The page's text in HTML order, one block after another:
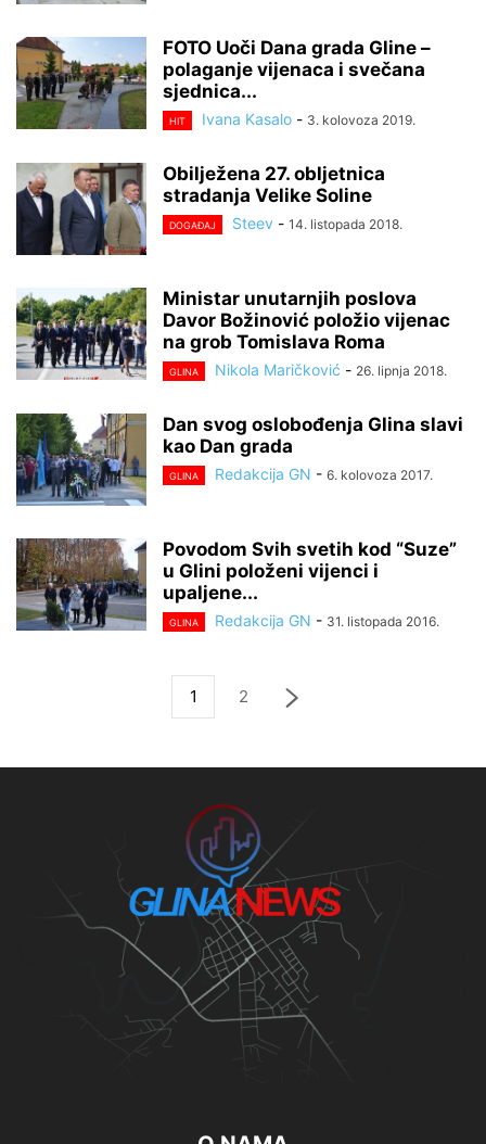
FOTO Uoči Dana grada Gline –
polaganje vijenaca i svečana
sjednica...
HIT Ivana Kasalo - 3. kolovoza 2019.
Obilježena 27. obljetnica
stradanja Velike Soline
DOGAĐAJ Steev - 14. listopada 2018.
Ministar unutarnjih poslova
Davor Božinović položio vijenac
na grob Tomislava Roma
GLINA Nikola Maričković - 26. lipnja 2018.
Dan svog oslobođenja Glina slavi
kao Dan grada
GLINA Redakcija GN - 6. kolovoza 2017.
Povodom Svih svetih kod “Suze”
u Glini položeni vijenci i
upaljene...
GLINA Redakcija GN - 31. listopada 2016.
1 2